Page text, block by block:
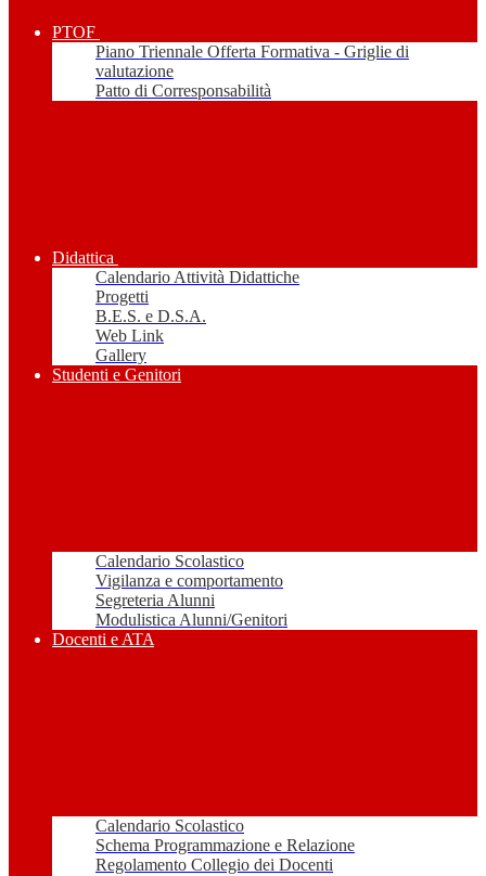
PTOF
Piano Triennale Offerta Formativa - Griglie di
valutazione
Patto di Corresponsabilità
Didattica
Calendario Attività Didattiche
Progetti
B.E.S. e D.S.A.
Web Link
Gallery
Studenti e Genitori
Calendario Scolastico
Vigilanza e comportamento
Segreteria Alunni
Modulistica Alunni/Genitori
Docenti e ATA
Calendario Scolastico
Schema Programmazione e Relazione
Regolamento Collegio dei Docenti